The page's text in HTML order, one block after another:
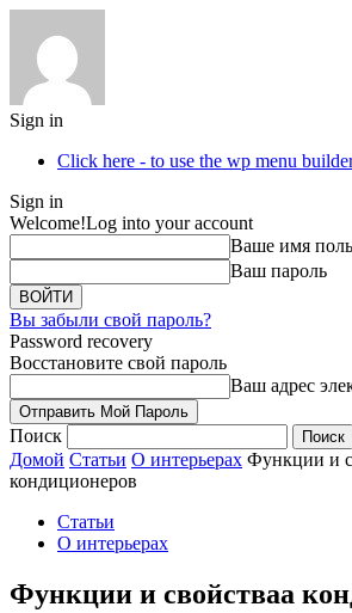
Sign in
Click here - to use the wp menu
Sign in
Welcome!Log into your account
Ваше имя
Ваш пароль
Вы забыли свой пароль?
Password recovery
Восстановите свой пароль
Ваш адрес
Поиск
Домой Статьи О интерьерах Функции и
кондиционеров
Статьи
О интерьерах
Функции и свойстваа